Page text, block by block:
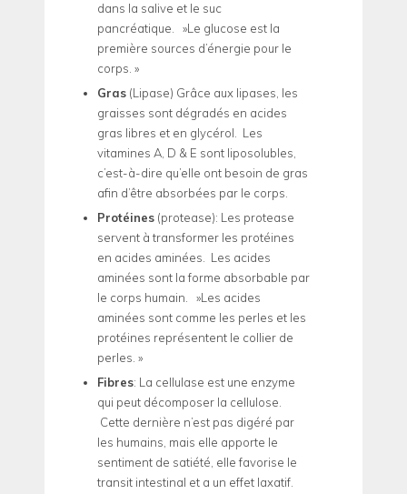
dans la salive et le suc
pancréatique. »Le glucose est la
première sources d’énergie pour le
corps. »
Gras (Lipase) Grâce aux lipases, les
graisses sont dégradés en acides
gras libres et en glycérol. Les
vitamines A, D & E sont liposolubles,
c’est-à-dire qu’elle ont besoin de gras
afin d’être absorbées par le corps.
Protéines (protease): Les protease
servent à transformer les protéines
en acides aminées. Les acides
aminées sont la forme absorbable par
le corps humain. »Les acides
aminées sont comme les perles et les
protéines représentent le collier de
perles. »
Fibres: La cellulase est une enzyme
qui peut décomposer la cellulose.
Cette dernière n’est pas digéré par
les humains, mais elle apporte le
sentiment de satiété, elle favorise le
transit intestinal et a un effet laxatif.